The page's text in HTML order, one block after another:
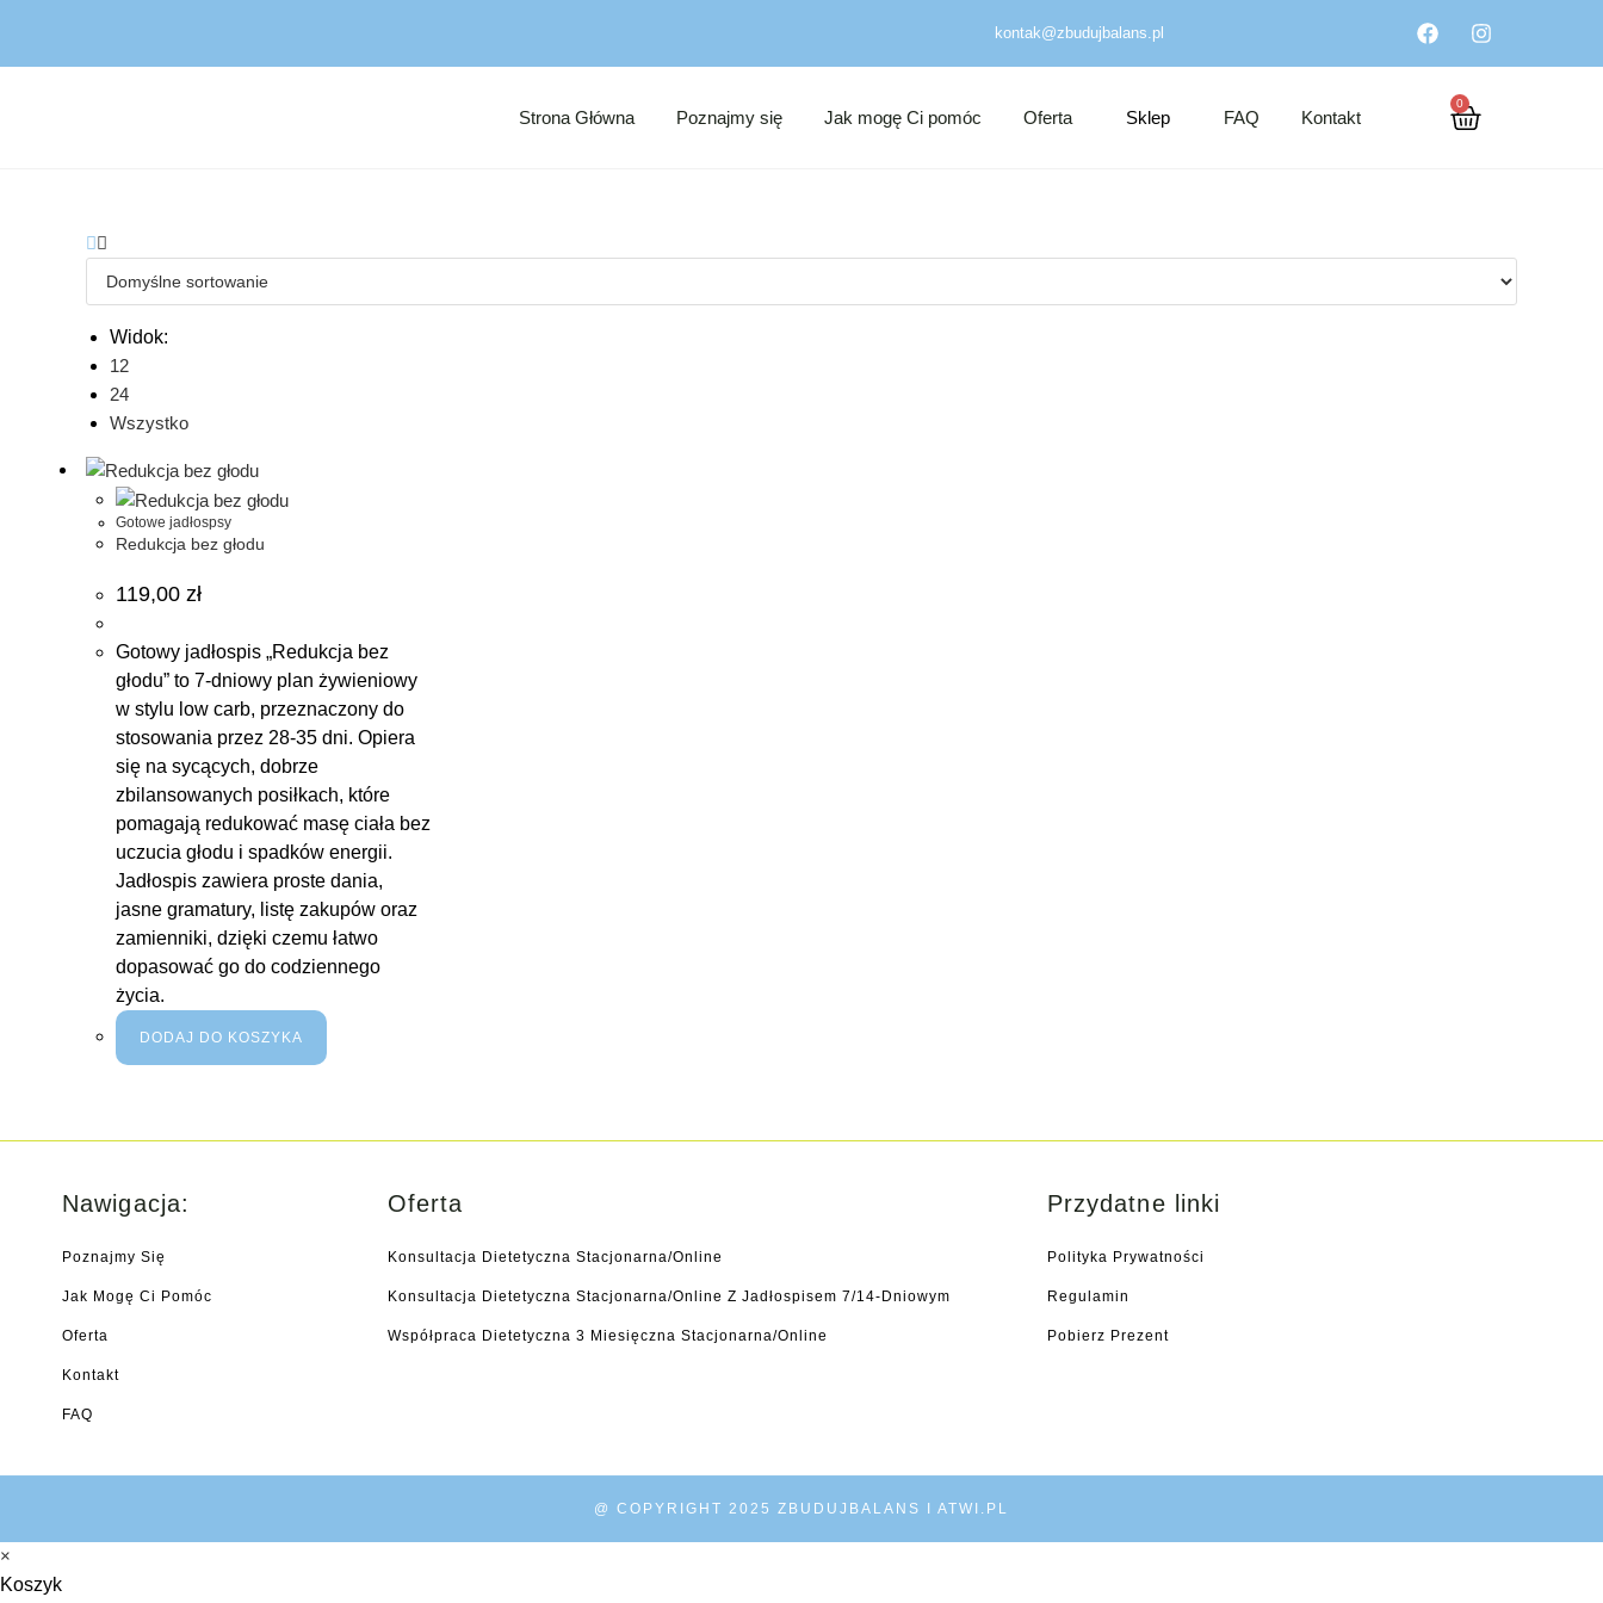
kontak@zbudujbalans.pl
Strona Główna Poznajmy się Jak mogę Ci pomóc Oferta Sklep FAQ Kontakt
0
Widok:
12
24
Wszystko
Gotowe jadłospsy
Redukcja bez głodu
119,00 zł
Gotowy jadłospis „Redukcja bez
głodu” to 7-dniowy plan żywieniowy
w stylu low carb, przeznaczony do
stosowania przez 28-35 dni. Opiera
się na sycących, dobrze
zbilansowanych posiłkach, które
pomagają redukować masę ciała bez
uczucia głodu i spadków energii.
Jadłospis zawiera proste dania,
jasne gramatury, listę zakupów oraz
zamienniki, dzięki czemu łatwo
dopasować go do codziennego
życia.
DODAJ DO KOSZYKA
Nawigacja:
Poznajmy Się
Jak Mogę Ci Pomóc
Oferta
Kontakt
FAQ
Oferta
Konsultacja Dietetyczna Stacjonarna/online
Konsultacja Dietetyczna Stacjonarna/online Z Jadłospisem 7/14-Dniowym
Współpraca Dietetyczna 3 Miesięczna Stacjonarna/online
Przydatne linki
Polityka Prywatności
Regulamin
Pobierz Prezent
@ COPYRIGHT 2025 ZBUDUJBALANS I ATWI.PL
×
Koszyk